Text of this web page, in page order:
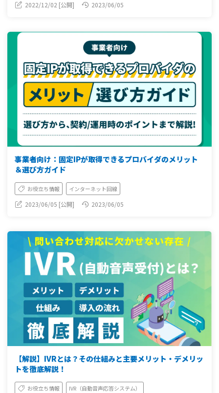
2022/12/02 [公開] 2023/06/05
事業者向け：固定IPが取得できるプロバイダのメリット
＆選び方ガイド
お役立ち情報 インターネット回線
2023/06/05 [公開] 2023/06/05
【解説】IVRとは？その仕組みと主要メリット・デメリッ
トを徹底解説！
お役立ち情報 IVR（自動音声応答システム）